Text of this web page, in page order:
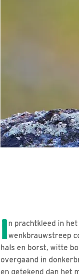
In prachtkleed in
wenkbrauwstreep
hals en borst, witte
overgaand in
en getekend dan het